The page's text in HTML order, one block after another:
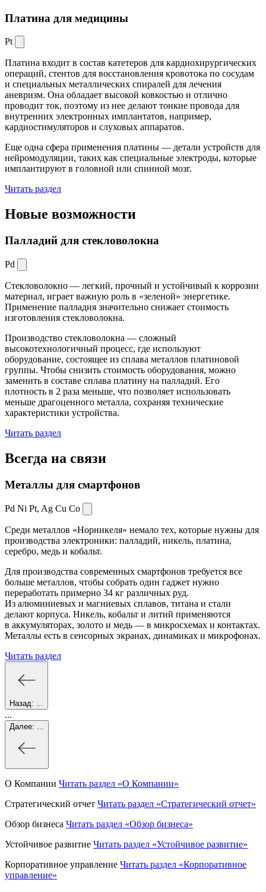
Платина для медицины
Pt
Платина входит в состав катетеров для кардиохирургических
операций, стентов для восстановления кровотока по сосудам
и специальных металлических спиралей для лечения
аневризм. Она обладает высокой ковкостью и отлично
проводит ток, поэтому из нее делают тонкие провода для
внутренних электронных имплантатов, например,
кардиостимуляторов и слуховых аппаратов.
Еще одна сфера применения платины — детали устройств для
нейромодуляции, таких как специальные электроды, которые
имплантируют в головной или спинной мозг.
Читать раздел
Новые возможности
Палладий для стекловолокна
Pd
Стекловолокно — легкий, прочный и устойчивый к коррозии
материал, играет важную роль в «зеленой» энергетике.
Применение палладия значительно снижает стоимость
изготовления стекловолокна.
Производство стекловолокна — сложный
высокотехнологичный процесс, где используют
оборудование, состоящее из сплава металлов платиновой
группы. Чтобы снизить стоимость оборудования, можно
заменить в составе сплава платину на палладий. Его
плотность в 2 раза меньше, что позволяет использовать
меньше драгоценного металла, сохраняя технические
характеристики устройства.
Читать раздел
Всегда на связи
Металлы для смартфонов
Pd Ni Pt, Ag Cu Co
Среди металлов «Норникеля» немало тех, которые нужны для
производства электроники: палладий, никель, платина,
серебро, медь и кобальт.
Для производства современных смартфонов требуется все
больше металлов, чтобы собрать один гаджет нужно
переработать примерно 34 кг различных руд.
Из алюминиевых и магниевых сплавов, титана и стали
делают корпуса. Никель, кобальт и литий применяются
в аккумуляторах, золото и медь — в микросхемах и контактах.
Металлы есть в сенсорных экранах, динамиках и микрофонах.
Читать раздел
Назад:
...
Далее:
О Компании Читать раздел «О Компании»
Стратегический отчет Читать раздел «Стратегический отчет»
Обзор бизнеса Читать раздел «Обзор бизнеса»
Устойчивое развитие Читать раздел «Устойчивое развитие»
Корпоративное управление Читать раздел «Корпоративное
управление»